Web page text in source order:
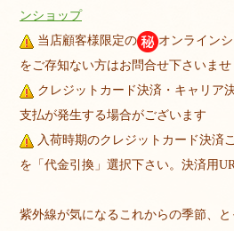
ンショップ
当店顧客様限定の
オンライン
をご存知ない方はお問合せ下さいませ
クレジットカード決済・キャリア
支払が発生する場合がございます
入荷時期のクレジットカード決済
を「代金引換」選択下さい。決済用
紫外線が気になるこれからの季節、